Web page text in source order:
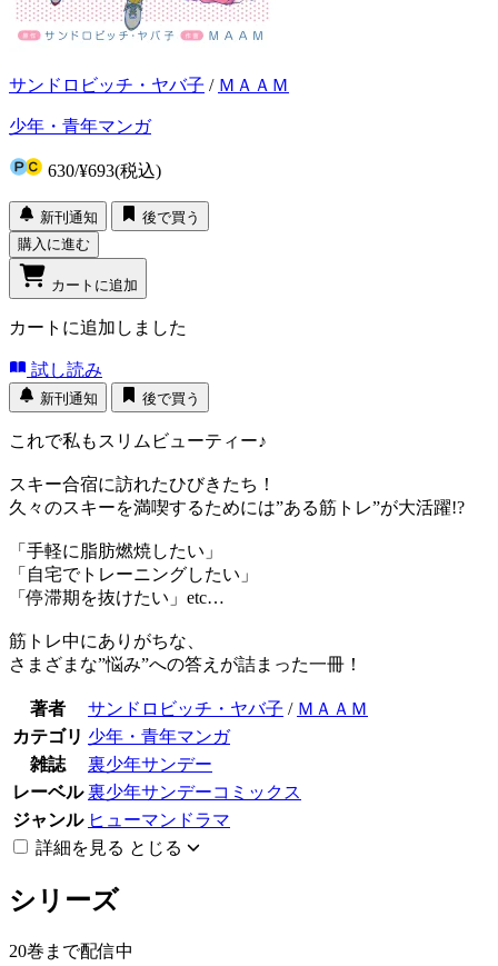
サンドロビッチ・ヤバ子 / ＭＡＡＭ
少年・青年マンガ
630/¥693(税込)
新刊通知
後で買う
購入に進む
カートに追加
カートに追加しました
試し読み
新刊通知 後で買う
これで私もスリムビューティー♪
スキー合宿に訪れたひびきたち！
久々のスキーを満喫するためには”ある筋トレ”が大活躍!?
「手軽に脂肪燃焼したい」
「自宅でトレーニングしたい」
「停滞期を抜けたい」etc…
筋トレ中にありがちな、
さまざまな”悩み”への答えが詰まった一冊！
著者 サンドロビッチ・ヤバ子 / ＭＡＡＭ
カテゴリ 少年・青年マンガ
雑誌
裏少年サンデー
レーベル 裏少年サンデーコミックス
ジャンル ヒューマンドラマ
詳細を見る とじる
シリーズ
20巻まで配信中